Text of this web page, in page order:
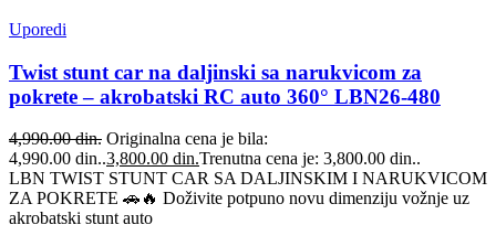
Uporedi
Twist stunt car na daljinski sa narukvicom za
pokrete – akrobatski RC auto 360° LBN26-480
4,990.00din. Originalna cena je bila:
4,990.00 din..3,800.00 din.Trenutna cena je: 3,800.00 din..
LBN TWIST STUNT CAR SA DALJINSKIM I NARUKVICOM
ZA POKRETE 🚗🔥 Doživite potpuno novu dimenziju vožnje uz
akrobatski stunt auto